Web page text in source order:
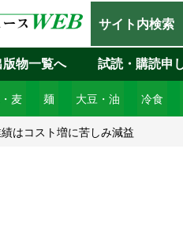
サイト内検索
麦 麺 大豆・油 冷食
版物一覧へ 試読・購読申
はコスト増に苦しみ減益